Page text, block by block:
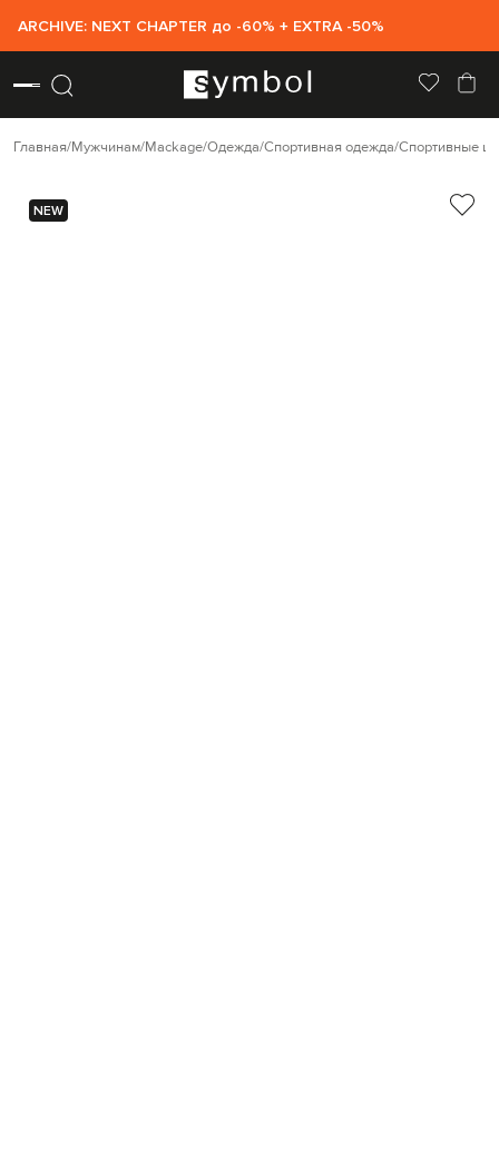
ARCHIVE: NEXT CHAPTER до -60% + EXTRA -50%
Главная Мужчинам Mackage Одежда Спортивная одежда Спортивные
NEW